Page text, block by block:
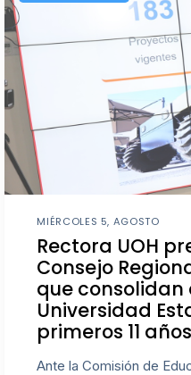
MIÉRCOLES 5, AGOSTO
Rectora UOH
Consejo
que consolidan
Universidad
primeros 11
Ante la Comisión de